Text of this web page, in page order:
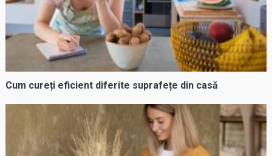
Cum cureți eficient diferite suprafețe din casă